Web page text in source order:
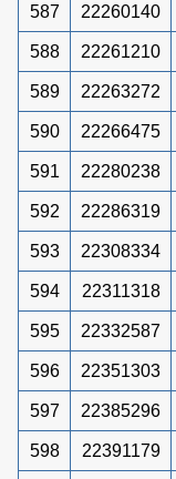
587 22260140
588 22261210
589 22263272
590 22266475
591 22280238
592 22286319
593 22308334
594 22311318
595 22332587
596 22351303
597 22385296
598 22391179